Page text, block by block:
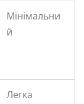
Мінімальни
й
Легка